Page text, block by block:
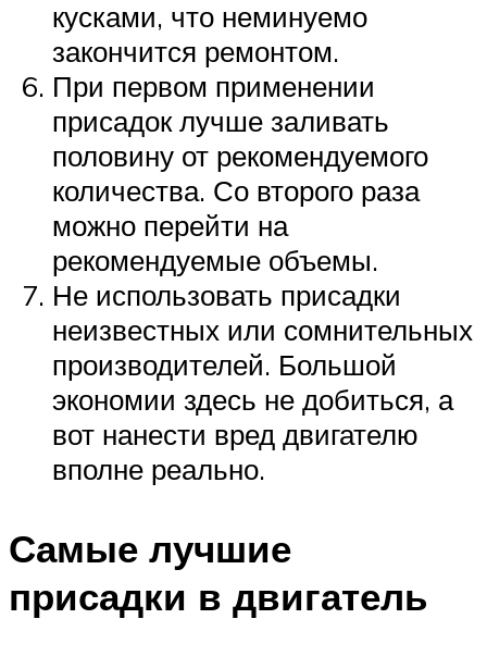
кусками, что неминуемо
закончится ремонтом.
При первом применении
присадок лучше заливать
половину от рекомендуемого
количества. Со второго раза
можно перейти на
рекомендуемые объемы.
Не использовать присадки
неизвестных или сомнительных
производителей. Большой
экономии здесь не добиться, а
вот нанести вред двигателю
вполне реально.
Самые лучшие
присадки в двигатель